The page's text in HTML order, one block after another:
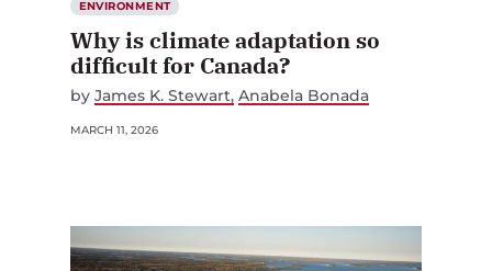
ENVIRONMENT
Why is climate adaptation so
difficult for Canada?
by James K. Stewart Anabela Bonada
MARCH 11, 2026